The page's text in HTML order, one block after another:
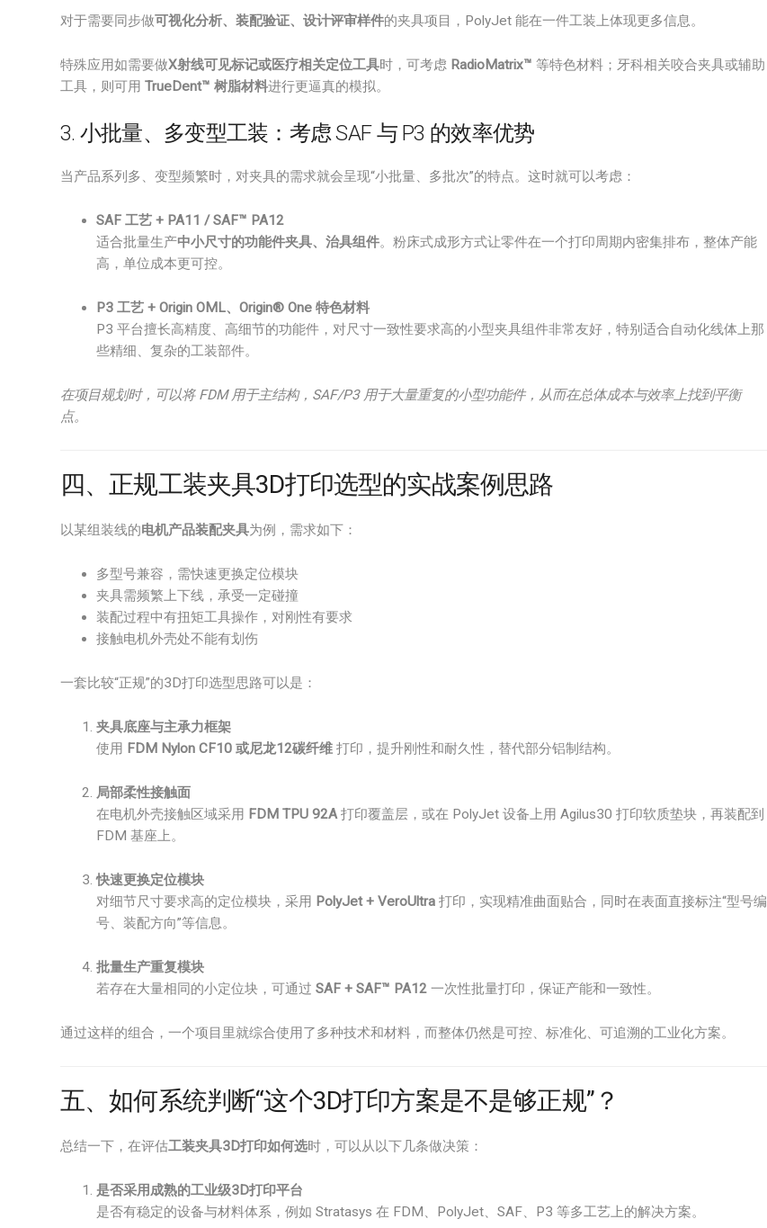
对于需要同步做可视化分析、装配验证、设计评审样件的夹具项目，PolyJet 能在一件工装上体现更多信息。
特殊应用如需要做X射线可见标记或医疗相关定位工具时，可考虑 RadioMatrix™ 等特色材料；牙科相关咬合夹具或辅助
工具，则可用 TrueDent™ 树脂材料进行更逼真的模拟。
3. 小批量、多变型工装：考虑 SAF 与 P3 的效率优势
当产品系列多、变型频繁时，对夹具的需求就会呈现“小批量、多批次”的特点。这时就可以考虑：
SAF 工艺 + PA11 / SAF™ PA12
适合批量生产中小尺寸的功能件夹具、治具组件。粉床式成形方式让零件在一个打印周期内密集排布，整体产能
高，单位成本更可控。
P3 工艺 + Origin OML、Origin® One 特色材料
P3 平台擅长高精度、高细节的功能件，对尺寸一致性要求高的小型夹具组件非常友好，特别适合自动化线体上那
些精细、复杂的工装部件。
在项目规划时，可以将 FDM 用于主结构，SAF/P3 用于大量重复的小型功能件，从而在总体成本与效率上找到平衡
点。
四、正规工装夹具3D打印选型的实战案例思路
以某组装线的电机产品装配夹具为例，需求如下：
多型号兼容，需快速更换定位模块
夹具需频繁上下线，承受一定碰撞
装配过程中有扭矩工具操作，对刚性有要求
接触电机外壳处不能有划伤
一套比较“正规”的3D打印选型思路可以是：
夹具底座与主承力框架
使用 FDM Nylon CF10 或尼龙12碳纤维 打印，提升刚性和耐久性，替代部分铝制结构。
局部柔性接触面
在电机外壳接触区域采用 FDM TPU 92A打印覆盖层，或在 PolyJet 设备上用 Agilus30 打印软质垫块，再装配到
FDM 基座上。
快速更换定位模块
对细节尺寸要求高的定位模块，采用 PolyJet + VeroUltra 打印，实现精准曲面贴合，同时在表面直接标注“型号编
号、装配方向”等信息。
批量生产重复模块
若存在大量相同的小定位块，可通过 SAF + SAF™ PA12 一次性批量打印，保证产能和一致性。
通过这样的组合，一个项目里就综合使用了多种技术和材料，而整体仍然是可控、标准化、可追溯的工业化方案。
五、如何系统判断“这个3D打印方案是不是够正规”？
总结一下，在评估工装夹具3D打印如何选时，可以从以下几条做决策：
是否采用成熟的工业级3D打印平台
是否有稳定的设备与材料体系，例如 Stratasys 在 FDM、PolyJet、SAF、P3 等多工艺上的解决方案。